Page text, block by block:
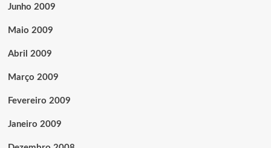
Junho 2009
Maio 2009
Abril 2009
Março 2009
Fevereiro 2009
Janeiro 2009